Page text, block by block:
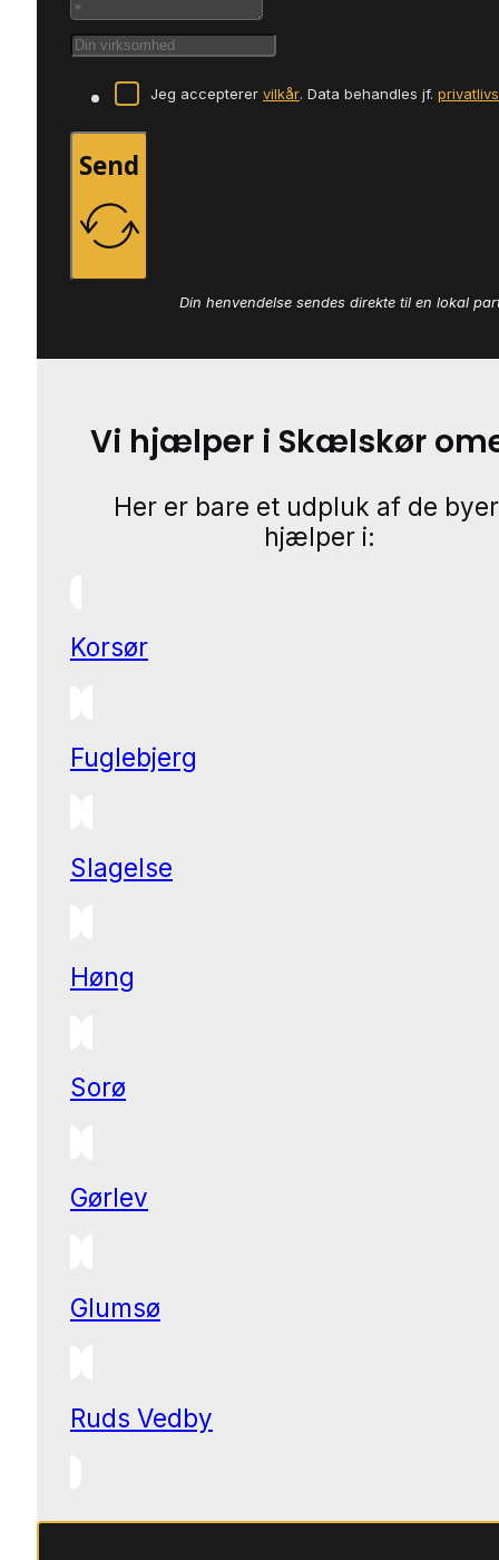
Jeg accepterer vilkår. Data behandles jf.
Send
Din henvendelse sendes direkte til en lokal
Vi hjælper i Skælskør
Her er bare et udpluk af de
hjælper i:
Korsør
Fuglebjerg
Slagelse
Høng
Sorø
Gørlev
Glumsø
Ruds Vedby